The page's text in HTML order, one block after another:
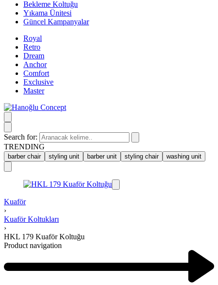
Bekleme Koltuğu
Yıkama Ünitesi
Güncel Kampanyalar
Royal
Retro
Dream
Anchor
Comfort
Exclusive
Master
Search for:
TRENDING
barber chair styling unit barber unit styling chair washing unit
Kuaför
›
Kuaför Koltukları
›
HKL 179 Kuaför Koltuğu
Product navigation